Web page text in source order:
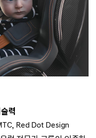
력
Red Dot Design